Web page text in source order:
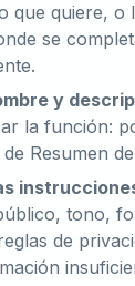
que quiere, o
se
y
la función:
de Resumen
tono,
de